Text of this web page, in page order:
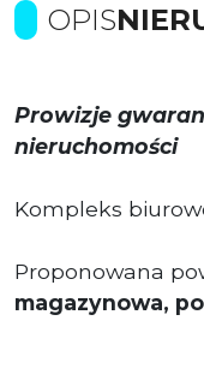
OPIS
Prowizje
nieruchomości
Kompleks
Proponowana
magazynowa,